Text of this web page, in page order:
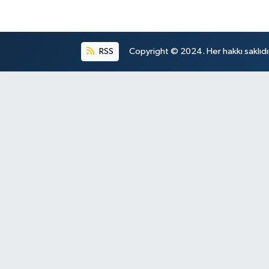
RSS Copyright © 2024. Her hakkı